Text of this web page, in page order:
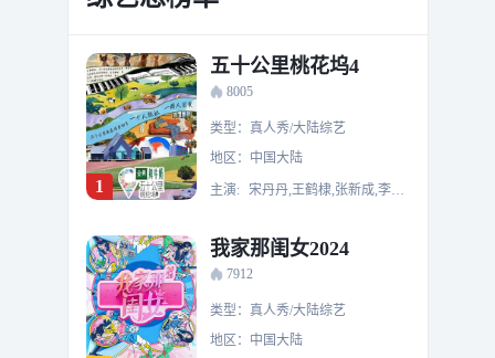
1
五十公里桃花坞4
8005
类型：真人秀/大陆综艺
地区：中国大陆
主演: 宋丹丹,王鹤棣,张新成,李雪琴,徐志胜,汪苏泷,孟子义,吉娜·爱丽丝,王星越,单依纯,王子奇,董璇,沈月
我家那闺女2024
7912
类型：真人秀/大陆综艺
地区：中国大陆